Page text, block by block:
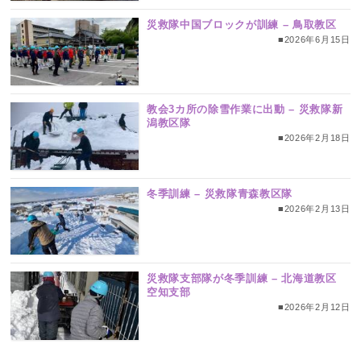
災救隊中国ブロックが訓練 – 鳥取教区
■2026年6月15日
教会3カ所の除雪作業に出動 – 災救隊新
潟教区隊
■2026年2月18日
冬季訓練 – 災救隊青森教区隊
■2026年2月13日
災救隊支部隊が冬季訓練 – 北海道教区
空知支部
■2026年2月12日